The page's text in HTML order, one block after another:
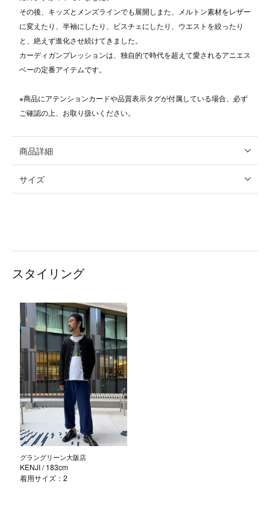
その後、キッズとメンズラインでも展開しまた、メルトン素材をレザー
に変えたり、半袖にしたり、ビスチェにしたり、ウエストを絞ったり
と、絶えず進化させ続けてきました。
カーディガンプレッションは、独自的で時代を超えて愛されるアニエス
ベーの定番アイテムです。
※商品にアテンションカードや品質表示タグが付属している場合、必ず
ご確認の上、お取り扱いください。
商品詳細
サイズ
スタイリング
グラングリーン大阪店
KENJI/ 183cm
着用サイズ：2